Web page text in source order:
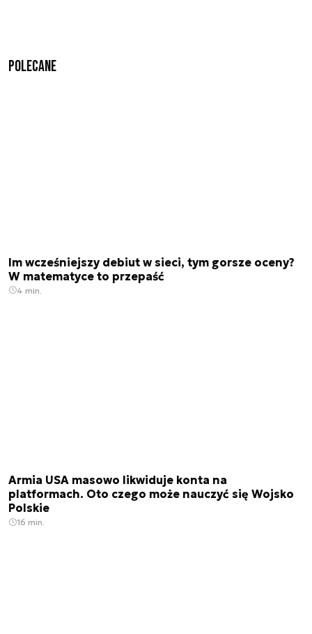
Polecane
Im wcześniejszy debiut w sieci, tym gorsze oceny?
W matematyce to przepaść
4 min.
Armia USA masowo likwiduje konta na
platformach. Oto czego może nauczyć się Wojsko
Polskie
16 min.